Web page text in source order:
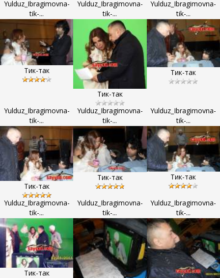
Yulduz_Ibragimovna-
tik-...
Тик-так
Yulduz_Ibragimovna-
tik-...
Тик-так
Yulduz_Ibragimovna-
tik-...
Тик-так
Yulduz_Ibragimovna-
tik-...
Тик-так
Yulduz_Ibragimovna-
tik-...
Тик-так
Yulduz_Ibragimovna-
tik-...
Тик-так
Yulduz_Ibragimovna-
tik-...
Тик-так
Yulduz_Ibragimovna-
tik-...
Yulduz_Ibragimovna-
tik-...